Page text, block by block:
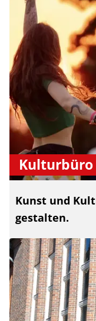
Kulturbüro
Kunst und
gestalten.